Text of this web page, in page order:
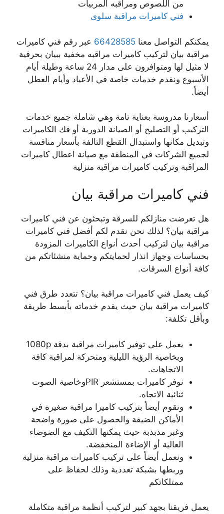
من اللصوص ومراقبه المربيات
فني كاميرات مراقبة سلوى
يمكنكم التواصل معنا 66428585 عبر رقم فني كاميرات
مراقبة بيان لتركيب كاميرات مراقبه مخفية ببيان بحرفية
لا مثيل لها ومتوافرون على مدار 24 ساعة وطيلة أيام
الأسبوع ونقدم خدمات خاصة في الأعياد وأيام العطل
أيضاً.
أسعارنا مدروسة بعناية تامة وهي شاملة جميع خدمات
التركيب أو التصليح أو الصيانة الدورية أو فك الكاميرات
وتبديل مكانها واستبدال القطع التالفة بأسعار منافسة
لجميع الشركات في المنطقة مع صيانة اعطال كاميرات
المراقبة وتركيب كاميرات مراقبة منزلية
فني كاميرات مراقبة بيان
هل تعرضت منازلكم للسرقة وتبحثون عن فني كاميرات
مراقبة بيان؟ لذلك نحن نقدم لكم أفضل فني كاميرات
مراقبة بيان لتركيب أحدث أنواع الكاميرات المزودة
بحساسات وجهاز انذار لحمايتكم وحماية منشئاتكم من
كافة أنواع السرقات.
كيف يعمل فني كاميرات مراقبة بيان؟ تتعدد طرق فني
كاميرات مراقبة بيان حيث يقدم خدماته بأبسط طريقة
وبأقل تكلفة:
يعمل على توفير كاميرات مراقبة بدقة 1080p
وبخاصية الرؤية الليلية ومتحركة لمراقبة كافة
الاتجاهات.
نوفر كاميرات بمستشعر PIRوخاصية الصوت
ثنائية الاتجاه.
ونقوم أيضاً بتركيب كاميرا مراقبة صغيرة في
الأماكن الضيقة والحصول على صورة واضحة
وغبر مذبذبة حيث يمكنها التكيف مع الضوضاء
العالية أو الإضاءة المنخفضة.
ونعمل أيضاً على تركيب كاميرات مراقبة منزلية
وربطها بشبكة تعددية وذلك لحفاظ على
ممتلكاتكم
يعمل فريقنا بجهد كبير لتركيب أنظمة مراقبة متكاملة